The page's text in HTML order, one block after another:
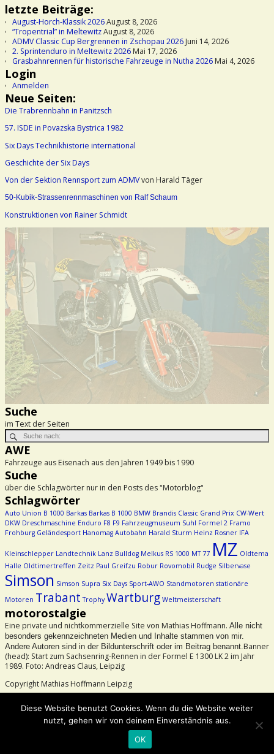
letzte Beiträge:
August-Horch-Klassik 2026August 8, 2026
“Tropentrial” in MeltewitzAugust 8, 2026
ADMV Classic Cup Bergrennen in Zschopau 2026Juni 14, 2026
2. Sprintenduro in Meltewitz 2026Mai 17, 2026
Grasbahnrennen für historische Fahrzeuge in Nutha 2026Mai 4, 2026
Login
Anmelden
Neue Seiten:
Die Trabrennbahn in Panitzsch
57. ISDE in Povazska Bystrica 1982
Six Days Technikhistorie international
Geschichte der Six Days
Von der Sektion Rennsport zum ADMVvon Harald Täger
50-Kubik-Strassenrennmaschinen von Ralf Schaum
Konstruktionen von Rainer Schmidt
Suche
im Text der Seiten
AWE
Fahrzeuge aus Eisenach aus den Jahren 1949 bis 1990
Suche
über die Schlagwörter nur in den Posts des "Motorblog"
Schlagwörter
Auto Union B 1000 Barkas Barkas B 1000 BMW Brandis Classic Grand Prix CW-Wert
DKW Dreschmaschine Enduro F8 F9 Fahrzeugmuseum Suhl Formel 2 Framo
Frohburg Geländesport Hanomag Autobahn Harald Sturm Heinz Rosner IFA
Kleinschlepper Landtechnik Lanz Bulldog Melkus RS 1000 MT 77 MZ Oldtema
Halle Oldtimertreffen Zeitz Paul Greifzu Robur Rovomobil Rudge Silbervase
Simson Simson Supra Six Days Sport-AWO Standmotoren stationäre
Motoren Trabant Trophy Wartburg Weltmeisterschaft
motorostalgie
Eine private und nichtkommerzielle Site von Mathias Hoffmann. Alle nicht
besonders gekennzeichneten Medien und Inhalte stammen von mir.
Andere Autoren sind in der Bildunterschrift oder im Beitrag benannt.Banner
(head): Start zum Sachsenring-Rennen in der Formel E 1300 LK 2 im Jahr
1989. Foto: Andreas Claus, Leipzig
Copyright Mathias Hoffmann Leipzig
Weaver Xtreme Theme
Diese Website benutzt Cookies. Wenn du die Website weiter
nutzt, gehen wir von deinem Einverständnis aus.
OK